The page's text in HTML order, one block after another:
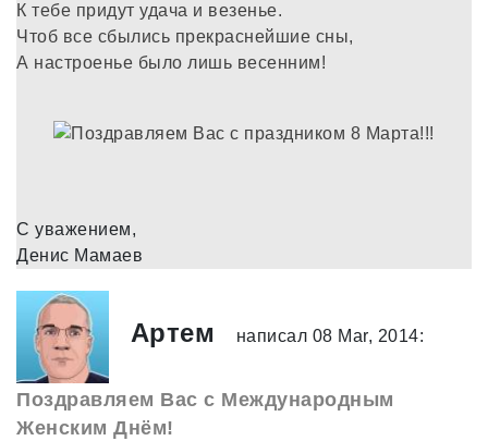
К тебе придут удача и везенье.
Чтоб все сбылись прекраснейшие сны,
А настроенье было лишь весенним!
С уважением,
Денис Мамаев
Артем написал 08 Mar, 2014:
Поздравляем Вас с Международным
Женским Днём!